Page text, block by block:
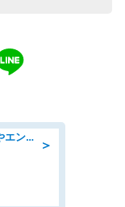
＞
自動車工場で働こう!カーエアコンやエンジンの製造・加工業務/寮完備 denso aichi